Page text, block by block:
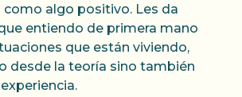
como algo positivo. Les da
entiendo de primera mano
que están viviendo,
desde la teoría sino también